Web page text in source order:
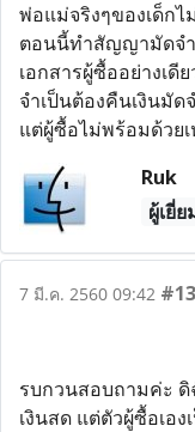
พ่อแม่จริงๆของเด็ก
ตอนนี้ทำสัญญามัดจำ
เอกสารผู้ซื้ออย่างเดี
จำเป็นต้องคืนเงินมั
แต่ผู้ซื้อไม่พร้อมด้วย
Ruk
ผู้เยี่
7 มี.ค. 2560 09:42 #13
รบกวนสอบถามค่ะ
เงินสด แต่ตัวผู้ซื้อเอ